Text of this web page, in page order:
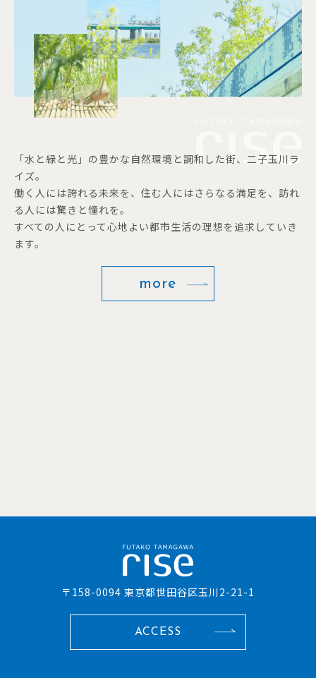
「水と緑と光」の豊かな自然環境と調和した街、二子玉川ラ
イズ。
働く人には誇れる未来を、住む人にはさらなる満足を、訪れ
る人には驚きと憧れを。
すべての人にとって心地よい都市生活の理想を追求していき
ます。
more
〒158-0094 東京都世田谷区玉川2-21-1
ACCESS